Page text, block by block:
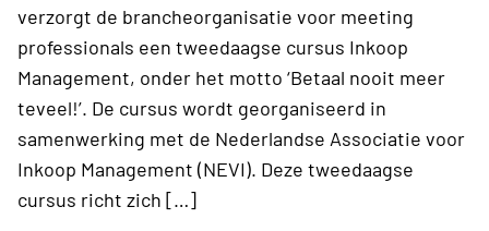
verzorgt de brancheorganisatie voor meeting
professionals een tweedaagse cursus Inkoop
Management, onder het motto ‘Betaal nooit meer
teveel!’. De cursus wordt georganiseerd in
samenwerking met de Nederlandse Associatie voor
Inkoop Management (NEVI). Deze tweedaagse
cursus richt zich […]